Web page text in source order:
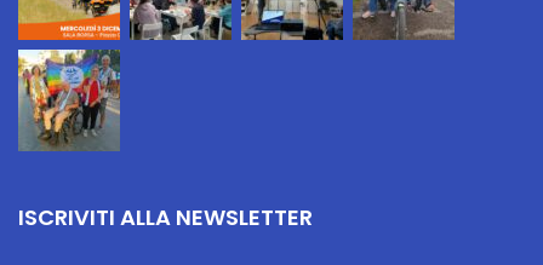
ISCRIVITI ALLA NEWSLETTER